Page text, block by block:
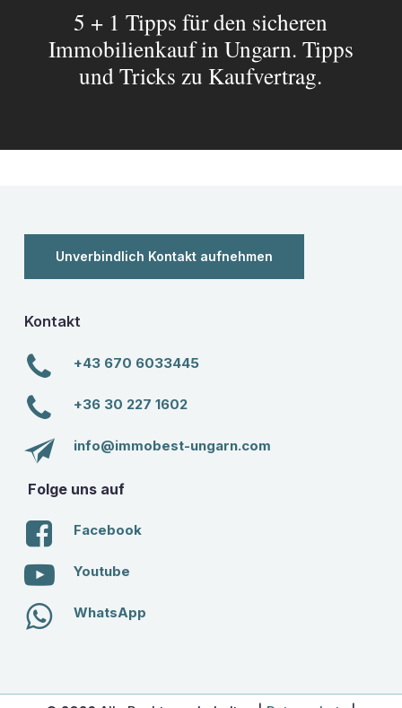
5 + 1 Tipps für den sicheren
Immobilienkauf in Ungarn. Tipps
und Tricks zu Kaufvertrag.
Unverbindlich Kontakt aufnehmen
Kontakt
+43 670 6033445
+36 30 227 1602
info@immobest-ungarn.com
Folge uns auf
Facebook
Youtube
WhatsApp